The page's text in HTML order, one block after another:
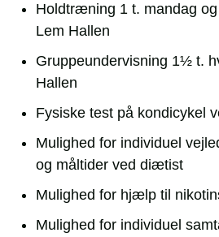
Holdtræning 1 t. mandag
Lem Hallen
Gruppeundervisning 1½ t.
Hallen
Fysiske test på kondicykel
Mulighed for individuel
og måltider ved diætist
Mulighed for hjælp til
Mulighed for individuel